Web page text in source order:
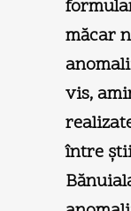
măcar
vis,
între